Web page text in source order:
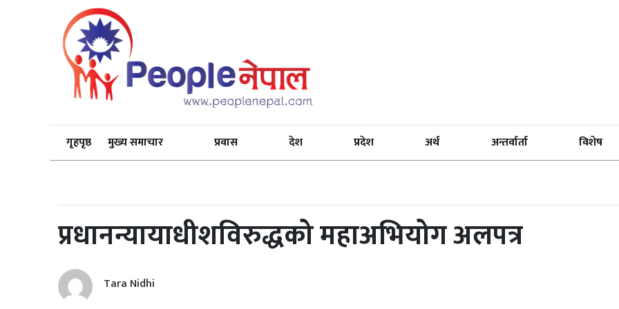
गृहपृष्ठ मुख्य समाचार प्रवास देश प्रदेश अर्थ अन्तर्वार्ता विशेष
प्रधानन्यायाधीशविरुद्धको महाअभियोग अलपत्र
Tara Nidhi